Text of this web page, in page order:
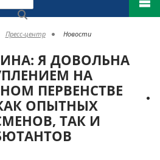
Пресс-центр Новости
Я ДОВОЛЬНА
НА
ПЕРВЕНСТВЕ
ОПЫТНЫХ
ТАК И